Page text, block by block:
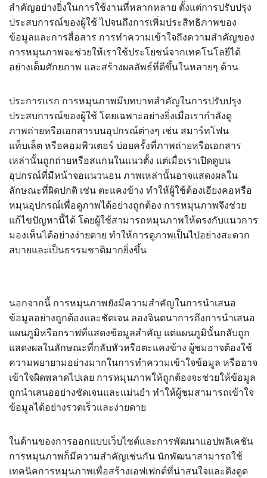
สำคัญอย่างยิ่งในการใช้งานที่หลากหลาย ตั้งแต่การปรับปรุง
ประสบการณ์ของผู้ใช้ ไปจนถึงการเพิ่มประสิทธิภาพของ
ข้อมูลและการสื่อสาร การทำความเข้าใจถึงความสำคัญของ
การหมุนภาพจะช่วยให้เราใช้ประโยชน์จากเทคโนโลยีได้
อย่างเต็มศักยภาพ และสร้างผลลัพธ์ที่ดีขึ้นในหลายๆ ด้าน
ประการแรก การหมุนภาพมีบทบาทสำคัญในการปรับปรุง
ประสบการณ์ของผู้ใช้ โดยเฉพาะอย่างยิ่งเมื่อเรากำลังดู
ภาพถ่ายหรือเอกสารบนอุปกรณ์ต่างๆ เช่น สมาร์ทโฟน
แท็บเล็ต หรือคอมพิวเตอร์ บ่อยครั้งที่ภาพถ่ายหรือเอกสาร
เหล่านั้นถูกถ่ายหรือสแกนในแนวตั้ง แต่เมื่อเราเปิดดูบน
อุปกรณ์ที่มีหน้าจอแนวนอน ภาพเหล่านั้นอาจแสดงผลใน
ลักษณะที่ผิดปกติ เช่น ตะแคงข้าง ทำให้ผู้ใช้ต้องเอียงคอหรือ
หมุนอุปกรณ์เพื่อดูภาพได้อย่างถูกต้อง การหมุนภาพจึงช่วย
แก้ไขปัญหานี้ได้ โดยผู้ใช้สามารถหมุนภาพให้ตรงกับแนวการ
มองเห็นได้อย่างง่ายดาย ทำให้การดูภาพเป็นไปอย่างสะดวก
สบายและเป็นธรรมชาติมากยิ่งขึ้น
นอกจากนี้ การหมุนภาพยังมีความสำคัญในการนำเสนอ
ข้อมูลอย่างถูกต้องและชัดเจน ลองจินตนาการถึงการนำเสนอ
แผนภูมิหรือกราฟที่แสดงข้อมูลสำคัญ แต่แผนภูมินั้นกลับถูก
แสดงผลในลักษณะที่กลับหัวหรือตะแคงข้าง ผู้ชมอาจต้องใช้
ความพยายามอย่างมากในการทำความเข้าใจข้อมูล หรืออาจ
เข้าใจผิดพลาดไปเลย การหมุนภาพให้ถูกต้องจะช่วยให้ข้อมูล
ถูกนำเสนออย่างชัดเจนและแม่นยำ ทำให้ผู้ชมสามารถเข้าใจ
ข้อมูลได้อย่างรวดเร็วและง่ายดาย
ในด้านของการออกแบบเว็บไซต์และการพัฒนาแอปพลิเคชัน
การหมุนภาพก็มีความสำคัญเช่นกัน นักพัฒนาสามารถใช้
เทคนิคการหมุนภาพเพื่อสร้างเอฟเฟกต์ที่น่าสนใจและดึงดูด